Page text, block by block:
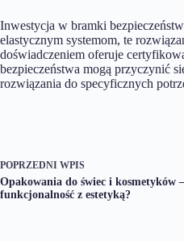
Inwestycja w bramki
elastycznym systemom, te
doświadczeniem oferuje
bezpieczeństwa mogą przyczynić
rozwiązania do specyficznych
POPRZEDNI WPIS
Opakowania do świec i kosmetyków
funkcjonalność z estetyką?